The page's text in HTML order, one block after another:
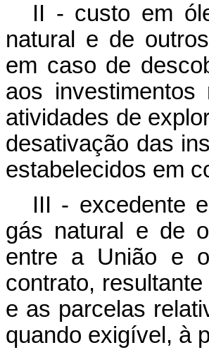
II - custo em
natural e de
em caso de
aos
atividades de
desativação das
estabelecidos em
III - excedente
gás natural e de
entre a União e
contrato,
e as parcelas
quando exigível, à